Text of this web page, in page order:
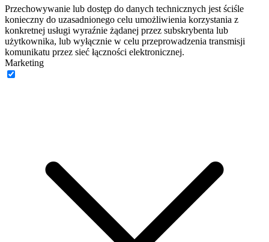
Przechowywanie lub dostęp do danych technicznych jest ściśle
konieczny do uzasadnionego celu umożliwienia korzystania z
konkretnej usługi wyraźnie żądanej przez subskrybenta lub
użytkownika, lub wyłącznie w celu przeprowadzenia transmisji
komunikatu przez sieć łączności elektronicznej.
Marketing